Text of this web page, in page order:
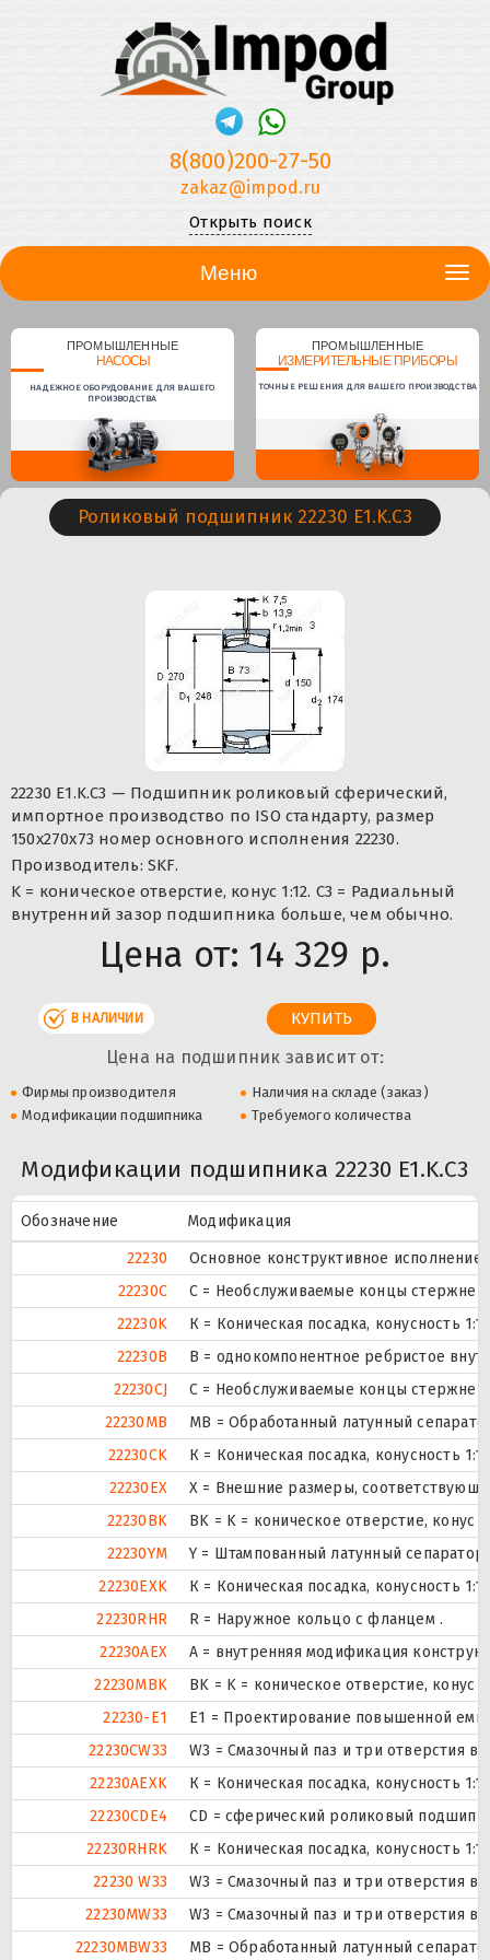
8(800)200-27-50
zakaz@impod.ru
Открыть поиск
Меню
ПРОМЫШЛЕННЫЕ
НАСОСЫ
НАДЕЖНОЕ ОБОРУДОВАНИЕ ДЛЯ ВАШЕГО
ПРОИЗВОДСТВА
ПРОМЫШЛЕННЫЕ
ИЗМЕРИТЕЛЬНЫЕ ПРИБОРЫ
ТОЧНЫЕ РЕШЕНИЯ ДЛЯ ВАШЕГО ПРОИЗВОДСТВА
Роликовый подшипник 22230 E1.K.C3
22230 E1.K.C3 — Подшипник роликовый сферический,
импортное производство по ISO стандарту, размер
150x270x73 номер основного исполнения 22230.
Производитель: SKF.
K = коническое отверстие, конус 1:12. C3 = Радиальный
внутренний зазор подшипника больше, чем обычно.
Цена от: 14 329 р.
В НАЛИЧИИ
Цена на подшипник зависит от:
Фирмы производителя
Наличия на складе (заказ)
Модификации подшипника
Требуемого количества
Модификации подшипника 22230 E1.K.C3
Обозначение
Модификация
22230
Основное конструктивное исполнение.
22230C
С = Необслуживаемые концы стержней,
22230K
К = Коническая посадка, конусность
22230B
B = однокомпонентное ребристое
22230CJ
С = Необслуживаемые концы стержней,
22230MB
MB = Обработанный латунный
22230CK
К = Коническая посадка, конусность
22230EX
X = Внешние размеры,
22230BK
BK = K = коническое отверстие,
22230YM
Y = Штампованный латунный
22230EXK
К = Коническая посадка, конусность
22230RHR
R = Наружное кольцо с фланцем .
22230AEX
A = внутренняя модификация
22230MBK
BK = K = коническое отверстие,
22230-E1
E1 = Проектирование повышенной
22230CW33
W3 = Смазочный паз и три отверстия
22230AEXK
К = Коническая посадка, конусность
22230CDE4
CD = сферический роликовый
22230RHRK
К = Коническая посадка, конусность
22230 W33
W3 = Смазочный паз и три отверстия
22230MW33
W3 = Смазочный паз и три отверстия
22230MBW33
MB = Обработанный латунный